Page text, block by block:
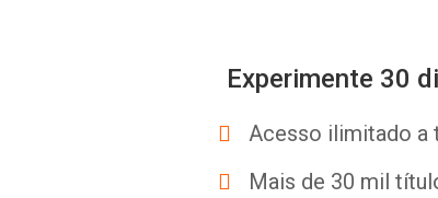
Experimente 30
Acesso ilimitado a
Mais de 30 mil